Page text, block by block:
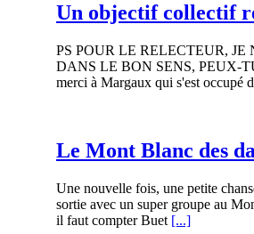
Un objectif collectif
PS POUR LE RELECTEUR, JE
DANS LE BON SENS, PEUX-
merci à Margaux qui s'est occupé
Le Mont Blanc des
Une nouvelle fois, une petite
sortie avec un super groupe au
il faut compter Buet [...]